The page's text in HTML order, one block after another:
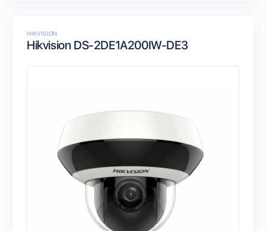
HIKVISION
Hikvision DS-2DE1A200IW-DE3